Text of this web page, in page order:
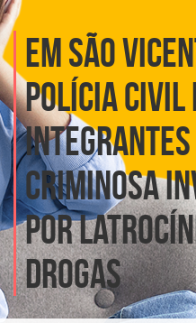
EM SÃO
POLÍCIA CIVIL
CRIMINOSA
POR
DROGAS